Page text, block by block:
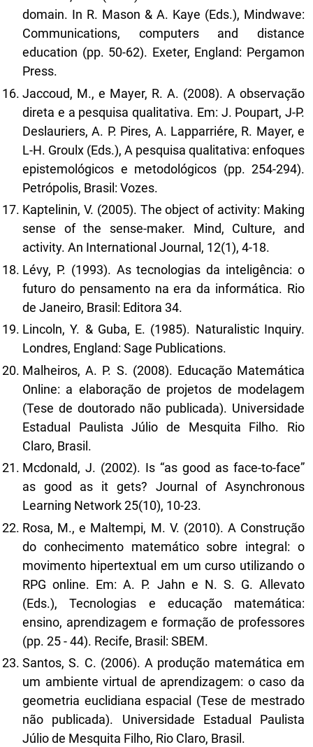
domain. In R. Mason & A. Kaye (Eds.), Mindwave:
Communications, computers and distance
education (pp. 50-62). Exeter, England: Pergamon
Press.
Jaccoud, M., e Mayer, R. A. (2008). A observação
direta e a pesquisa qualitativa. Em: J. Poupart, J-P.
Deslauriers, A. P. Pires, A. Lapparriére, R. Mayer, e
L-H. Groulx (Eds.), A pesquisa qualitativa: enfoques
epistemológicos e metodológicos (pp. 254-294).
Petrópolis, Brasil: Vozes.
Kaptelinin, V. (2005). The object of activity: Making
sense of the sense-maker. Mind, Culture, and
activity. An International Journal, 12(1), 4-18.
Lévy, P. (1993). As tecnologias da inteligência: o
futuro do pensamento na era da informática. Rio
de Janeiro, Brasil: Editora 34.
Lincoln, Y. & Guba, E. (1985). Naturalistic Inquiry.
Londres, England: Sage Publications.
Malheiros, A. P. S. (2008). Educação Matemática
Online: a elaboração de projetos de modelagem
(Tese de doutorado não publicada). Universidade
Estadual Paulista Júlio de Mesquita Filho. Rio
Claro, Brasil.
Mcdonald, J. (2002). Is “as good as face-to-face”
as good as it gets? Journal of Asynchronous
Learning Network 25(10), 10-23.
Rosa, M., e Maltempi, M. V. (2010). A Construção
do conhecimento matemático sobre integral: o
movimento hipertextual em um curso utilizando o
RPG online. Em: A. P. Jahn e N. S. G. Allevato
(Eds.), Tecnologias e educação matemática:
ensino, aprendizagem e formação de professores
(pp. 25 - 44). Recife, Brasil: SBEM.
Santos, S. C. (2006). A produção matemática em
um ambiente virtual de aprendizagem: o caso da
geometria euclidiana espacial (Tese de mestrado
não publicada). Universidade Estadual Paulista
Júlio de Mesquita Filho, Rio Claro, Brasil.